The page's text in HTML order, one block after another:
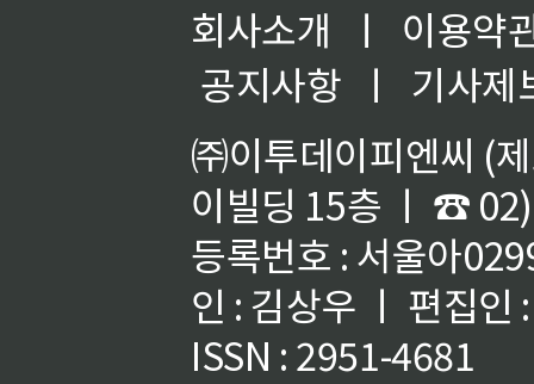
회사소개 ㅣ
이용약
공지사항
ㅣ
기사제
㈜이투데이피엔씨 (
이빌딩 15층 ㅣ ☎
등록번호 : 서울아
인 : 김상우 ㅣ 편집인
ISSN : 2951-4681